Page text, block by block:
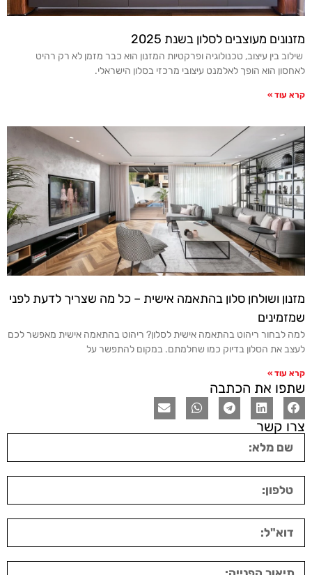
מזנונים מעוצבים לסלון בשנת 2025
שילוב בין עיצוב, טכנולוגיה ופרקטיות המזנון הוא כבר מזמן לא רק רהיט
לאחסון הוא הופך לאלמנט עיצובי מרכזי בסלון הישראלי.
קרא עוד »
מזנון ושולחן סלון בהתאמה אישית – כל מה שצריך לדעת לפני
שמזמינים
למה לבחור ריהוט בהתאמה אישית לסלון? ריהוט בהתאמה אישית מאפשר לכם
לעצב את הסלון בדיוק כמו שחלמתם. במקום להתפשר על
קרא עוד »
שתפו את הכתבה
צרו קשר